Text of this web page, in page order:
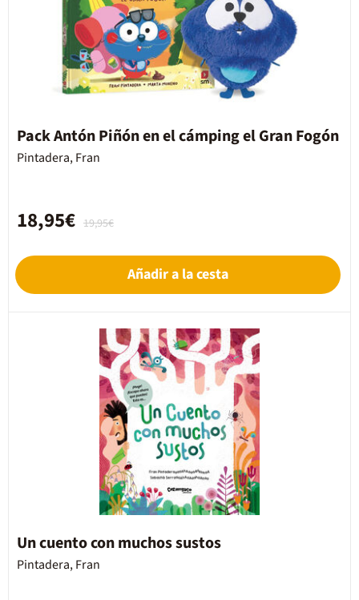
Pack Antón Piñón en el cámping el Gran Fogón
Pintadera, Fran
19,95€
18,95€
Añadir a la cesta
Un cuento con muchos sustos
Pintadera, Fran